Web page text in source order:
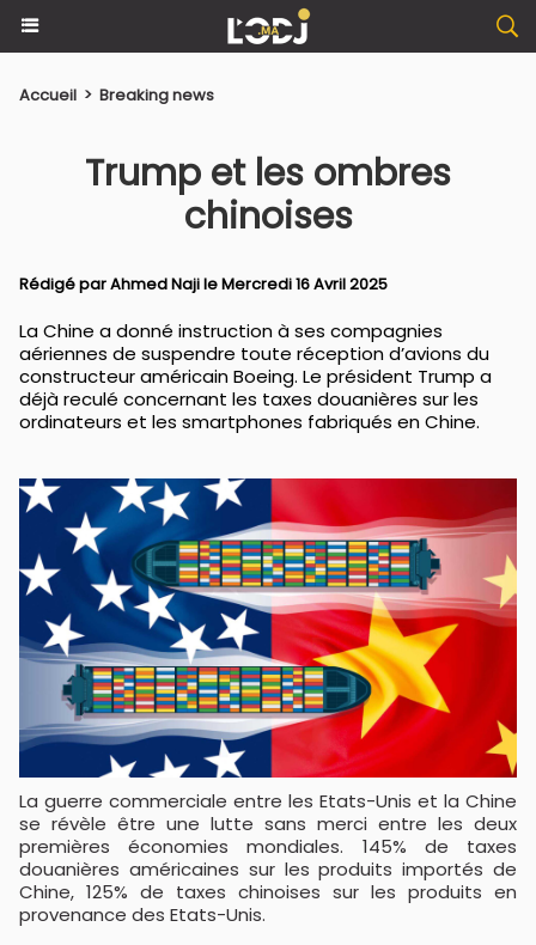
Accueil > Breaking news
Trump et les ombres
chinoises
Rédigé parAhmed Najile Mercredi 16 Avril 2025
La Chine a donné instruction à ses compagnies
aériennes de suspendre toute réception d’avions du
constructeur américain Boeing. Le président Trump a
déjà reculé concernant les taxes douanières sur les
ordinateurs et les smartphones fabriqués en Chine.
La guerre commerciale entre les Etats-Unis et la Chine
se révèle être une lutte sans merci entre les deux
premières économies mondiales. 145% de taxes
douanières américaines sur les produits importés de
Chine, 125% de taxes chinoises sur les produits en
provenance des Etats-Unis.